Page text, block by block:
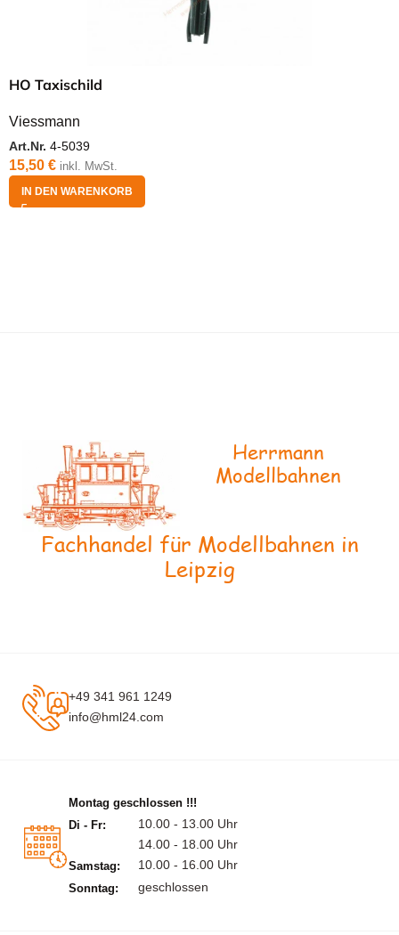
HO Taxischild
Viessmann
Art.Nr. 4-5039
15,50 € inkl. MwSt.
IN DEN WARENKORB
Herrmann
Modellbahnen
Fachhandel für Modellbahnen in
Leipzig
+49 341 961 1249
info@hml24.com
Montag geschlossen !!!
Di - Fr:
10.00 - 13.00 Uhr
14.00 - 18.00 Uhr
Samstag: 10.00 - 16.00 Uhr
Sonntag: geschlossen